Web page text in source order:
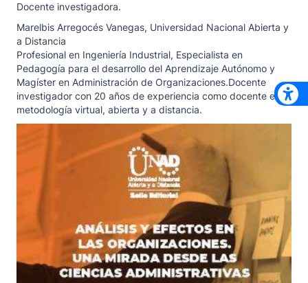
Docente investigadora.
Marelbis Arregocés Vanegas, Universidad Nacional Abierta y
a Distancia
Profesional en Ingeniería Industrial, Especialista en
Pedagogía para el desarrollo del Aprendizaje Autónomo y
Magíster en Administración de Organizaciones.Docente
investigador con 20 años de experiencia como docente en la
metodología virtual, abierta y a distancia.